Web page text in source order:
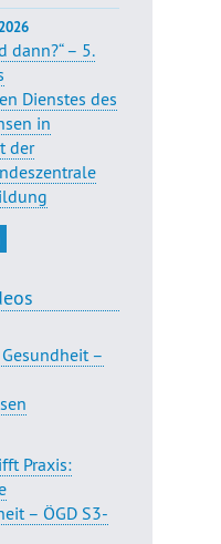
dann?“ – 5.
Dienstes des
in
der
–
Praxis:
– ÖGD S3-